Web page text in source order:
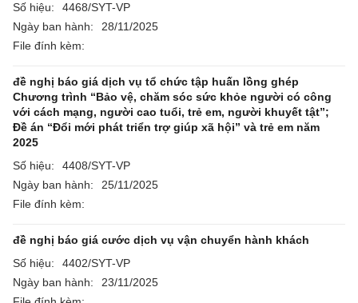
Số hiệu:
4468/SYT-VP
Ngày ban hành:
28/11/2025
File đính kèm:
đề nghị báo giá dịch vụ tổ chức tập huấn lồng ghép
Chương trình “Bảo vệ, chăm sóc sức khỏe người có công
với cách mạng, người cao tuổi, trẻ em, người khuyết tật”;
Đề án “Đổi mới phát triển trợ giúp xã hội” và trẻ em năm
2025
Số hiệu:
4408/SYT-VP
Ngày ban hành:
25/11/2025
File đính kèm:
đề nghị báo giá cước dịch vụ vận chuyển hành khách
Số hiệu:
4402/SYT-VP
Ngày ban hành:
23/11/2025